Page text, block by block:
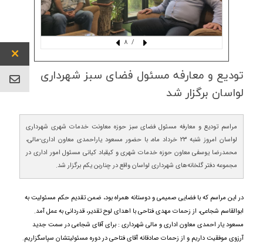
/ 8
تودیع و معارفه مسئول فضای سبز شهرداری
لواسان برگزار شد
مراسم تودیع و معارفه مسئول فضای سبز حوزه معاونت خدمات شهری شهرداری
لواسان امروز شنبه ۲۳ خرداد ماه، با حضور مسعود یاراحمدی معاون اداری-مالی،
محمدرضا یوسفی معاون حوزه خدمات شهری و کیقباد کیانی مسئول امور اداری در
مجموعه دفتر گلخانه‌های شهرداری لواسان واقع در چناربن یکم برگزار شد.
در این مراسم که با فضایی صمیمی و دوستانه همراه بود، ضمن تقدیم حکم مسئولیت به
ابوالقاسم شجاعی، از زحمات مهدی فتاحی با اهدای لوح تقدیر، قدردانی به عمل آمد.
مسعود یار احمدی معاون اداری و مالی شهرداری : برای آقای شجاعی در سمت جدید
آرزوی موفقیت داریم و از زحمات صادقانه آقای فتاحی در دوره مسئولیتشان سپاسگزاریم.